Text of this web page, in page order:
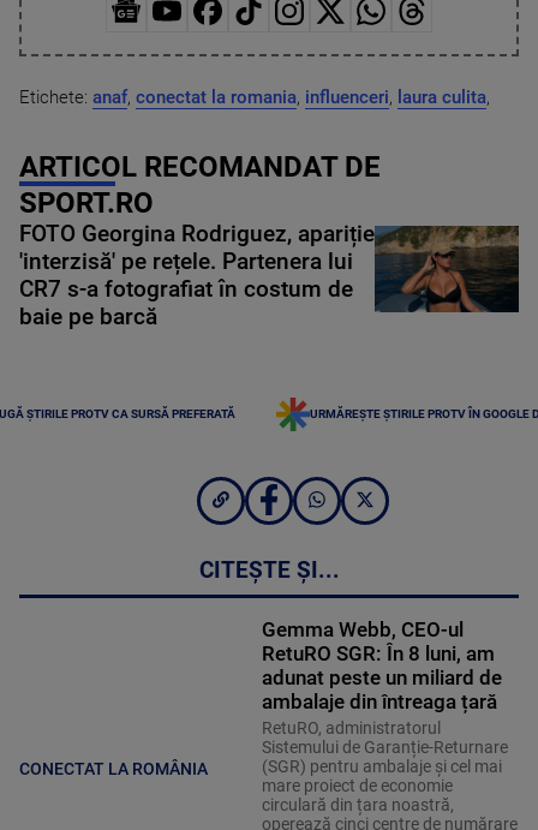
Etichete: anaf, conectat la romania, influenceri, laura culita,
ARTICOL RECOMANDAT DE
SPORT.RO
FOTO Georgina Rodriguez, apariție
'interzisă' pe rețele. Partenera lui
CR7 s-a fotografiat în costum de
baie pe barcă
ȘTIRILE PROTV CA SURSĂ PREFERATĂ URMĂREȘTE ȘTIRILE PROTV ÎN GOOGLE
CITEȘTE ȘI...
CONECTAT LA ROMÂNIA
Gemma Webb, CEO-ul
RetuRO SGR: În 8 luni, am
adunat peste un miliard de
ambalaje din întreaga țară
RetuRO, administratorul
Sistemului de Garanție-Returnare
(SGR) pentru ambalaje și cel mai
mare proiect de economie
circulară din țara noastră,
operează cinci centre de numărare